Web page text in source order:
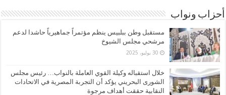
أحزاب ونواب
مستقبل وطن ببلبيس ينظم مؤتمراً جماهيرياً حاشدا لدعم
مرشحي مجلس الشيوخ
30 يوليو، 2025
خلال استقباله وكيلة القوي العاملة بالنواب… رئيس مجلس
الشورى البحريني يؤكد أن التجربة المصرية في الاتحادات
النقابية حققت أهداف مرجوة